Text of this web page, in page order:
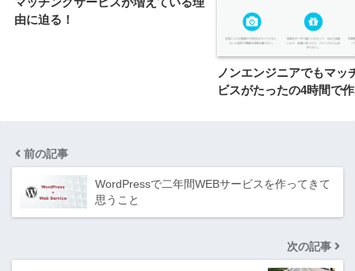
由に迫る！
ノンエンジニアでもマッ
ビスがたったの4時間で
前の記事
WordPressで二年間WEBサービスを作ってきて
思うこと
次の記事